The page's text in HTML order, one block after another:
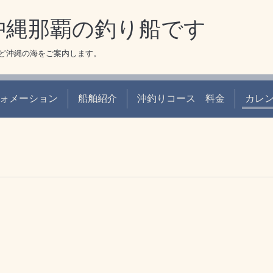
那覇の釣り船です
縄の海をご案内します。
メーション 船舶紹介 沖釣りコース 料金 カレ